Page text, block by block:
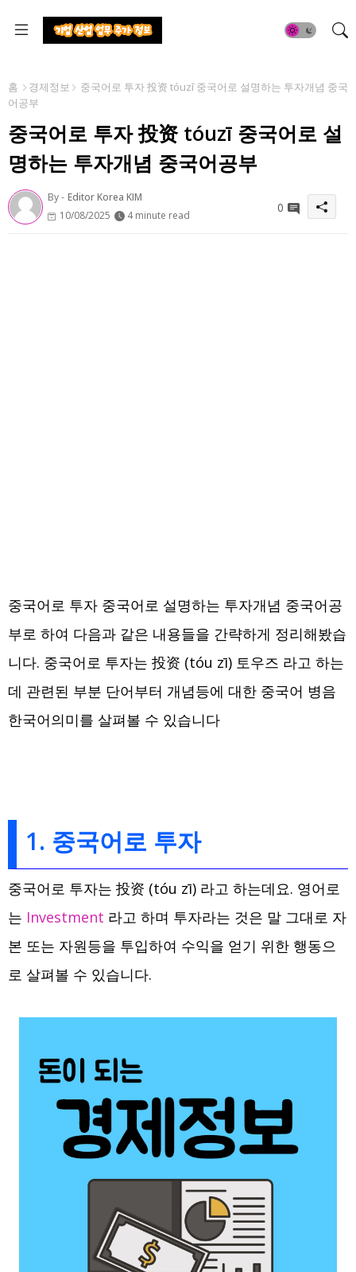
홈 경제정보
중국어로 투자 投资 tóuzī 중국어로 설명하는 투자개념 중국
어공부
중국어로 투자 投资 tóuzī 중국어로 설
명하는 투자개념 중국어공부
By - Editor Korea KIM
10/08/2025
4 minute read
0
중국어로 투자 중국어로 설명하는 투자개념 중국어공
부로 하여 다음과 같은 내용들을 간략하게 정리해봤습
니다. 중국어로 투자는 投资 (tóu zī) 토우즈 라고 하는
데 관련된 부분 단어부터 개념등에 대한 중국어 병음
한국어의미를 살펴볼 수 있습니다
1. 중국어로 투자
중국어로 투자는 投资 (tóu zī) 라고 하는데요. 영어로
는 Investment 라고 하며 투자라는 것은 말 그대로 자
본 또는 자원등을 투입하여 수익을 얻기 위한 행동으
로 살펴볼 수 있습니다.